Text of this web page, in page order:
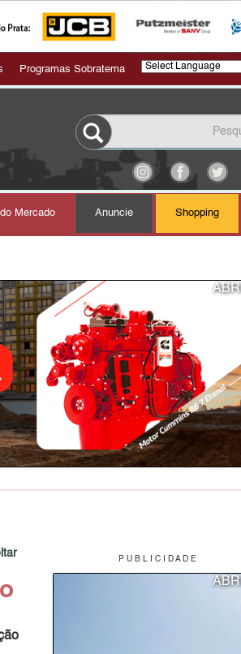
Programas Sobratema
Mercado Anuncie Shopping
P U B L I C I D A D E